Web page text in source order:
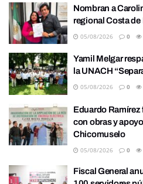
Nombran a
regional Costa de
05/08/2026 0
Yamil Melgar
la UNACH
05/08/2026 0
Eduardo Ramírez
con obras y
Chicomuselo
05/08/2026 0
Fiscal General